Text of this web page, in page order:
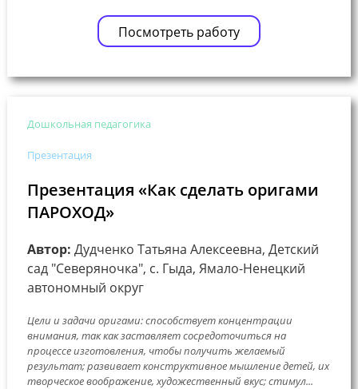
Посмотреть работу
Дошкольная педагогика
Презентация
Презентация «Как сделать оригами
ПАРОХОД»
Автор: Дудченко Татьяна Алексеевна, Детский
сад "Северяночка", с. Гыда, Ямало-Ненецкий
автономный округ
Цели и задачи оригами: способствует концентрации
внимания, так как заставляет сосредоточиться на
процессе изготовления, чтобы получить желаемый
результат; развивает конструктивное мышление детей, их
творческое воображение, художественный вкус; стимул...